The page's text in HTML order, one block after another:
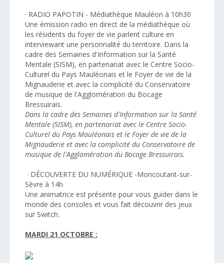
· RADIO PAPOTIN - Médiathèque Mauléon à 10h30
Une émission radio en direct de la médiathèque où
les résidents du foyer de vie parlent culture en
interviewant une personnalité du territoire. Dans la
cadre des Semaines d'Information sur la Santé
Mentale (SISM), en partenariat avec le Centre Socio-
Culturel du Pays Mauléonais et le Foyer de vie de la
Mignauderie et avec la complicité du Conservatoire
de musique de l'Agglomération du Bocage
Bressuirais.
Dans la cadre des Semaines d'Information sur la Santé
Mentale (SISM), en partenariat avec le Centre Socio-
Culturel du Pays Mauléonais et le Foyer de vie de la
Mignauderie et avec la complicité du Conservatoire de
musique de l'Agglomération du Bocage Bressuirais.
· DÉCOUVERTE DU NUMÉRIQUE -Moncoutant-sur-
Sèvre à 14h
Une animatrice est présente pour vous guider dans le
monde des consoles et vous fait découvrir des jeux
sur Switch.
MARDI 21 OCTOBRE :